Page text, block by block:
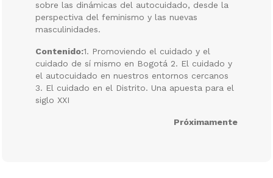
sobre las dinámicas del autocuidado, desde la
perspectiva del feminismo y las nuevas
masculinidades.
Contenido:1. Promoviendo el cuidado y el
cuidado de sí mismo en Bogotá 2. El cuidado y
el autocuidado en nuestros entornos cercanos
3. El cuidado en el Distrito. Una apuesta para el
siglo XXI
Próximamente